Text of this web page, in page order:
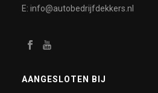
E: info@autobedrijfdekkers.nl
AANGESLOTEN BIJ